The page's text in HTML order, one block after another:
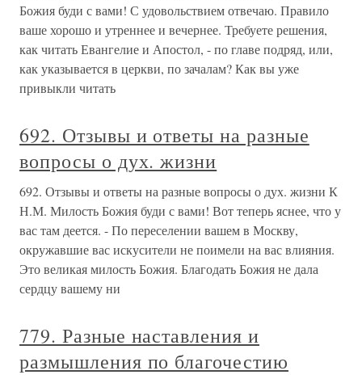
Божия буди с вами! С удовольствием отвечаю. Правило
ваше хорошо и утреннее и вечернее. Требуете решения,
как читать Евангелие и Апостол, - по главе подряд, или,
как указывается в церкви, по зачалам? Как вы уже
привыкли читать
692. Отзывы и ответы на разные
вопросы о дух. жизни
692. Отзывы и ответы на разные вопросы о дух. жизни К
Н.М. Милость Божия буди с вами! Вот теперь яснее, что у
вас там деется. - По переселении вашем в Москву,
окружавшие вас искусители не поимели на вас влияния.
Это великая милость Божия. Благодать Божия не дала
сердцу вашему ни
779. Разные наставления и
размышления по благочестию